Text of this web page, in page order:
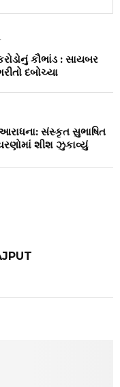
કૌભાંડ : સાયબર
દબોચ્યા
સંસ્કૃત સુભાષિત
શીશ ઝુકાવ્યું